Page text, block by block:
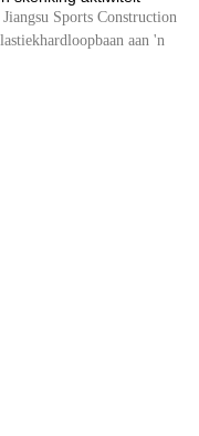
Sports Construction
aan 'n